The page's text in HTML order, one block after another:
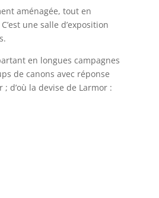
aménagée, tout en
une salle d’exposition
en longues campagnes
de canons avec réponse
d’où la devise de Larmor :